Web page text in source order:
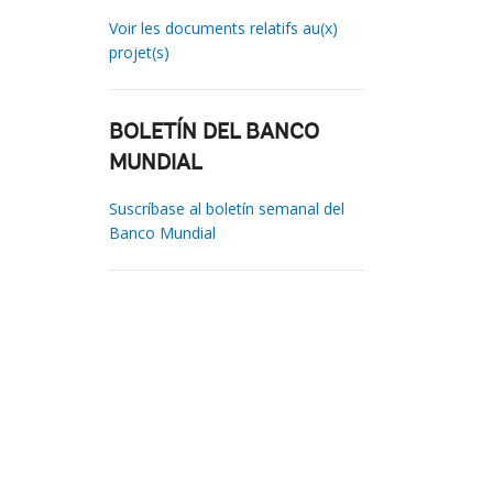
Voir les documents relatifs au(x)
projet(s)
BOLETÍN DEL BANCO
MUNDIAL
Suscríbase al boletín semanal del
Banco Mundial